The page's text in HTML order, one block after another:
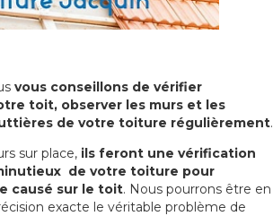
vous conseillons de vérifier
toit, observer les murs et les
de votre toiture régulièrement.
sur place, ils feront une vérification
de votre toiture pour
causé sur le toit. Nous pourrons être en
exacte le véritable problème de